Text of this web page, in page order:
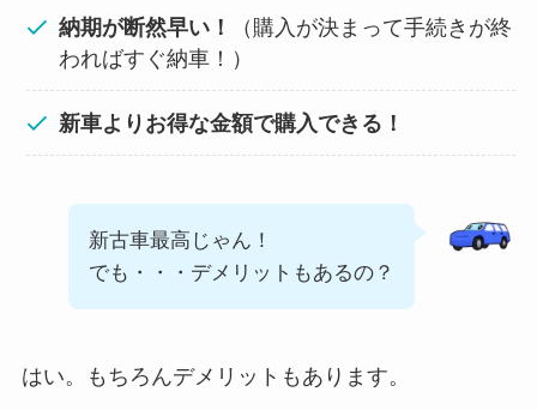
納期が断然早い！
（購入が決まって手続きが終
わればすぐ納車！）
新車よりお得な金額で購入できる！
新古車最高じゃん！
でも・・・デメリットもあるの？
はい。もちろんデメリットもあります。